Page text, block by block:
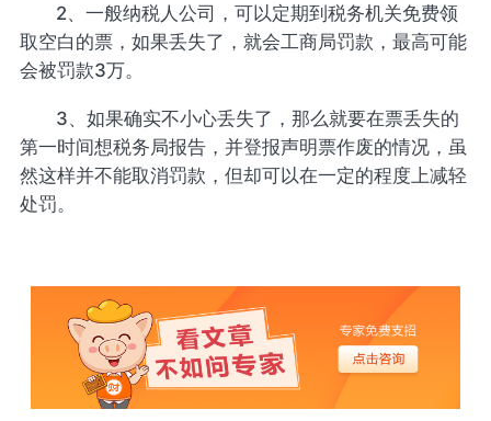
2、一般纳税人公司，可以定期到税务机关免费领
取空白的票，如果丢失了，就会工商局罚款，最高可能
会被罚款3万。
3、如果确实不小心丢失了，那么就要在票丢失的
第一时间想税务局报告，并登报声明票作废的情况，虽
然这样并不能取消罚款，但却可以在一定的程度上减轻
处罚。